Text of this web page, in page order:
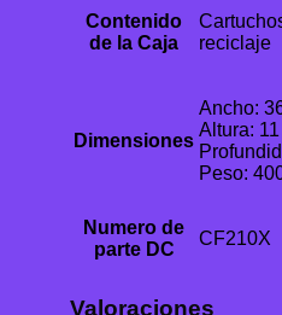
Contenido
de la Caja
reciclaje
Dimensiones
Ancho:
Altura:
Peso:
Numero de
parte DC
CF210X
Valoraciones